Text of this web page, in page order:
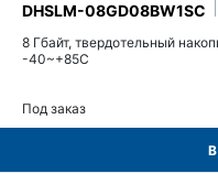
DHSLM-08GD08BW1SC
8 Гбайт, твердотельный
-40~+85C
Под заказ